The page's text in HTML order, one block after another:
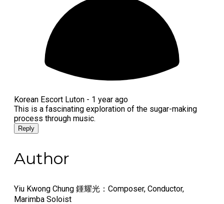
Korean Escort Luton - 1 year ago
This is a fascinating exploration of the sugar-making
process through music.
Reply
Author
Yiu Kwong Chung 鍾耀光：Composer, Conductor,
Marimba Soloist